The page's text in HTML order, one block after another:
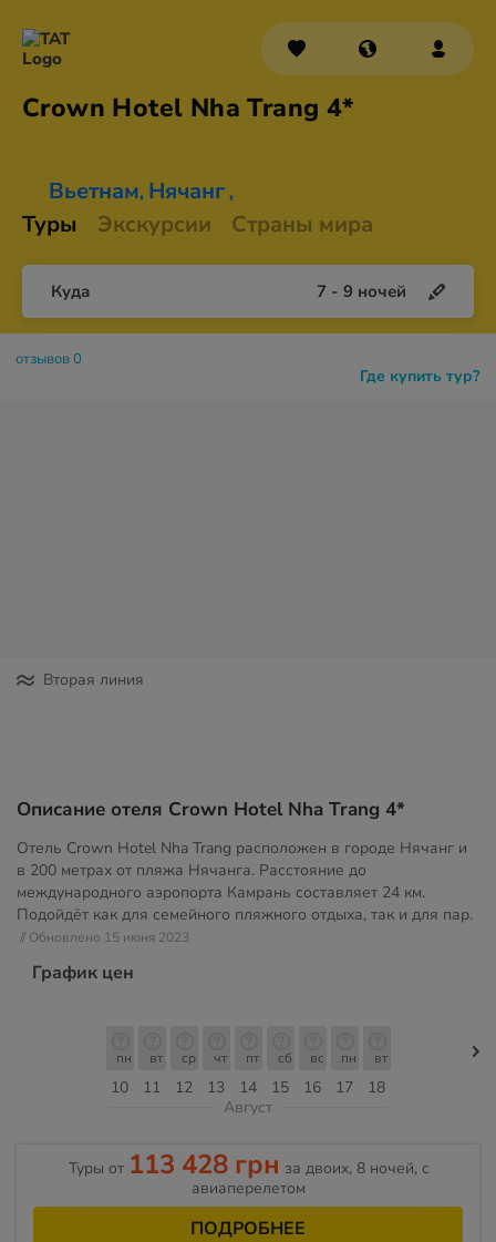
Crown Hotel NhaTrang 4*
Вьетнам, Нячанг ,
Туры Экскурсии Страны мира
Куда 7 - 9 ночей
Где купить тур?
отзывов 0
Вторая линия
Описание отеля Crown Hotel Nha Trang 4*
Отель Crown Hotel Nha Trang расположен в городе Нячанг и
в 200 метрах от пляжа Нячанга. Расстояние до
международного аэропорта Камрань составляет 24 км.
Подойдёт как для семейного пляжного отдыха, так и для пар.
// Обновлено 15 июня 2023
График цен
10
пн
11
вт
12
ср
13
чт
14
пт
15
сб
16
вс
17
пн
18
вт
Август
Туры от 113 428 грн за двоих, 8 ночей, c
авиаперелетом
ПОДРОБНЕЕ